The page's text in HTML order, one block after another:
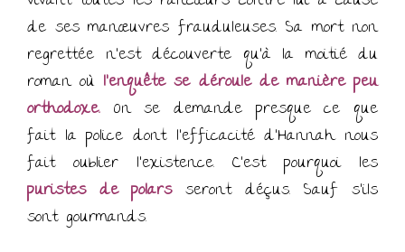
de ses manœuvres frauduleuses. Sa mort non
regrettée n’est découverte qu’à la moitié du
roman où l’enquête se déroule de manière peu
orthodoxe. On se demande presque ce que
fait la police dont l’efficacité d’Hannah nous
fait oublier l’existence. C’est pourquoi les
puristes de polarsseront déçus. Sauf s’ils
sont gourmands.